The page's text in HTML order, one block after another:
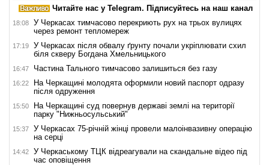
Читайте нас у Telegram. Підписуйтесь на наш канал
18:08
У Черкасах тимчасово перекриють рух на трьох вулицях
через ремонт тепломереж
17:19
У Черкасах після обвалу ґрунту почали укріплювати схил
біля скверу Богдана Хмельницького
16:47 Частина Тального тимчасово залишиться без газу
16:22
На Черкащині молодята оформили новий паспорт одразу
після одруження
15:50
На Черкащині суд повернув державі землі на території
парку "Нижньосульський"
15:37
У Черкасах 75-річній жінці провели малоінвазивну операцію
на серці
14:42
У Черкаському ТЦК відреагували на скандальне відео під
час оповіщення